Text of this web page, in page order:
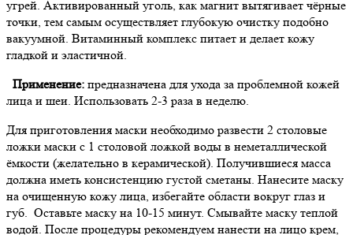
угрей. Активированный уголь, как магнит вытягивает чёрные
точки, тем самым осуществляет глубокую очистку подобно
вакуумной. Витаминный комплекс питает и делает кожу
гладкой и эластичной.
Применение: предназначена для ухода за проблемной кожей
лица и шеи. Использовать 2-3 раза в неделю.
Для приготовления маски необходимо развести 2 столовые
ложки маски с 1 столовой ложкой воды в неметаллической
ёмкости (желательно в керамической). Получившиеся масса
должна иметь консистенцию густой сметаны. Нанесите маску
на очищенную кожу лица, избегайте области вокруг глаз и
губ. Оставьте маску на 10-15 минут. Смывайте маску теплой
водой. После процедуры рекомендуем нанести на лицо крем,